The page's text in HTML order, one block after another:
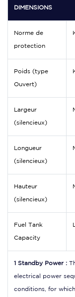
DIMENSIONS
Norme de
protection
Poids (type
Ouvert)
Largeur
(silencieux)
Longueur
(silencieux)
Hauteur
(silencieux)
Fuel Tank
Capacity
1 Standby Power :
electrical power
conditions, for